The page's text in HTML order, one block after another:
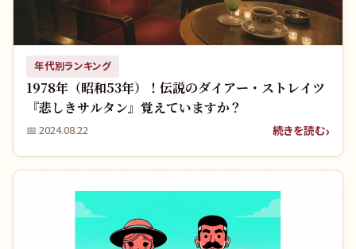
年代別ランキング
1978年（昭和53年）！伝説のダイアー・ストレイツ
『悲しきサルタン』覚えていますか？
📅 2024.08.22 続きを読む